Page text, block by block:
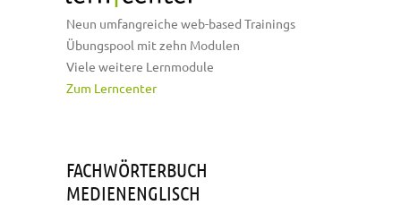
Neun umfangreiche web-based Trainings
Übungspool mit zehn Modulen
Viele weitere Lernmodule
Zum Lerncenter
FACHWÖRTERBUCH
MEDIENENGLISCH